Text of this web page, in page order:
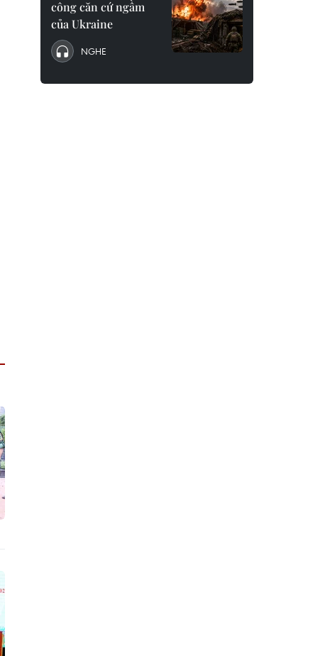
công căn cứ ngầm
của Ukraine
NGHE